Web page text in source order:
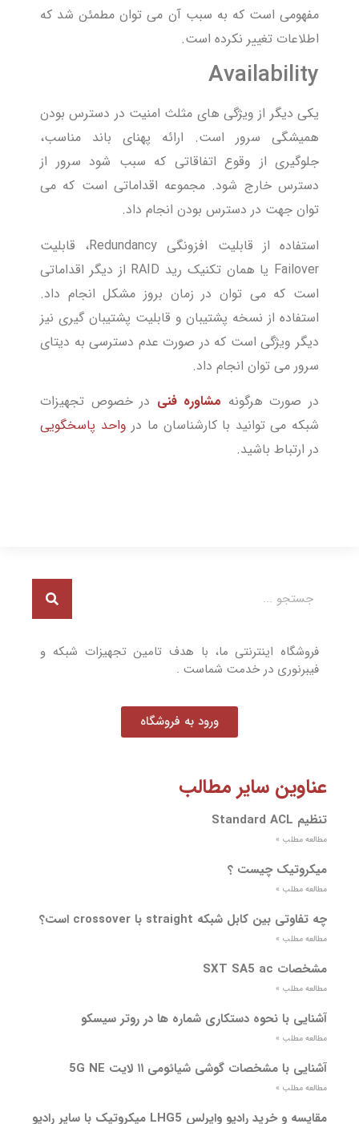
مفهومی است که به سبب آن می توان مطمئن شد که
اطلاعات تغییر نکرده است.
Availability
یکی دیگر از ویژگی های مثلث امنیت در دسترس بودن
همیشگی سرور است. ارائه پهنای باند مناسب،
جلوگیری از وقوع اتفاقاتی که سبب شود سرور از
دسترس خارج شود. مجموعه اقداماتی است که می
توان جهت در دسترس بودن انجام داد.
استفاده از قابلیت افزونگی Redundancy، قابلیت
Failover یا همان تکنیک رید RAID از دیگر اقداماتی
است که می توان در زمان بروز مشکل انجام داد.
استفاده از نسخه پشتیبان و قابلیت پشتیبان گیری نیز
دیگر ویژگی است که در صورت عدم دسترسی به دیتای
سرور می توان انجام داد.
در صورت هرگونه مشاوره فنی در خصوص تجهیزات
شبکه می توانید با کارشناسان ما در واحد پاسخگویی
در ارتباط باشید.
فروشگاه اینترنتی ما، با هدف تامین تجهیزات شبکه و
فیبرنوری در خدمت شماست .
ورود به فروشگاه
عناوین سایر مطالب
تنظیم Standard ACL
مطالعه مطلب »
میکروتیک چیست ؟
مطالعه مطلب »
چه تفاوتی بین کابل شبکه straight با crossover است؟
مطالعه مطلب »
مشخصات SXT SA5 ac
مطالعه مطلب »
آشنایی با نحوه دستکاری شماره ها در روتر سیسکو
مطالعه مطلب »
آشنایی با مشخصات گوشی شیائومی ۱۱ لایت 5G NE
مطالعه مطلب »
مقایسه و خرید رادیو وایرلس LHG5 میکروتیک با سایر رادیو